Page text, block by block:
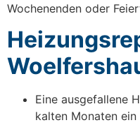
Wochenenden oder
Eine ausgefallene
kalten Monaten